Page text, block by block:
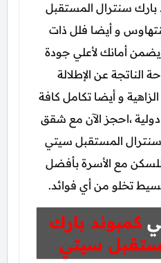
سنترال المستقبل
و أيضا فلل ذات
أمانك لأعلي جودة
الناتجة عن الإطلالة
الزاهية و أيضا تكامل كافة
،احجز الآن مع شقق
سنترال المستقبل سيتي
للسكن مع الأسرة بأفضل
تخلو من أي فوائد.
كمبوند بارك
سيتي